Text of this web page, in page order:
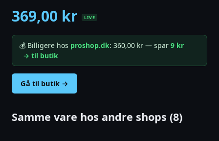
369,00 kr LIVE
💰 Billigere hos proshop.dk: 360,00 kr — spar 9 kr
→ til butik
Gå til butik →
Samme vare hos andre shops (8)